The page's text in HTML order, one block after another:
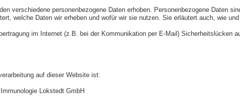
verschiedene personenbezogene Daten erhoben. Personenbezogene Daten
welche Daten wir erheben und wofür wir sie nutzen. Sie erläutert auch, wie
im Internet (z.B. bei der Kommunikation per E-Mail) Sicherheitslücken
auf dieser Website ist:
Lokstedt GmbH